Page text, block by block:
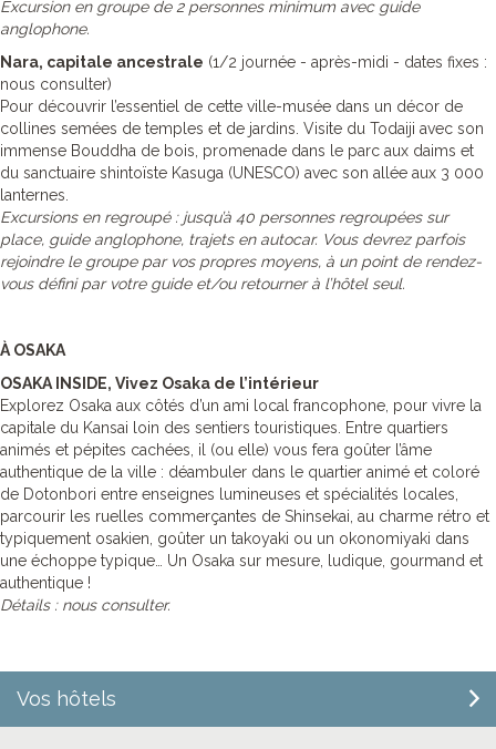
Excursion en groupe de 2 personnes minimum avec guide
anglophone.
Nara, capitale ancestrale (1/2 journée - après-midi - dates fixes :
nous consulter)
Pour découvrir l’essentiel de cette ville-musée dans un décor de
collines semées de temples et de jardins. Visite du Todaiji avec son
immense Bouddha de bois, promenade dans le parc aux daims et
du sanctuaire shintoïste Kasuga (UNESCO) avec son allée aux 3 000
lanternes.
Excursions en regroupé : jusqu’à 40 personnes regroupées sur
place, guide anglophone, trajets en autocar. Vous devrez parfois
rejoindre le groupe par vos propres moyens, à un point de rendez-
vous défini par votre guide et/ou retourner à l’hôtel seul.
À OSAKA
OSAKA INSIDE, Vivez Osaka de l’intérieur
Explorez Osaka aux côtés d’un ami local francophone, pour vivre la
capitale du Kansai loin des sentiers touristiques. Entre quartiers
animés et pépites cachées, il (ou elle) vous fera goûter l’âme
authentique de la ville : déambuler dans le quartier animé et coloré
de Dotonbori entre enseignes lumineuses et spécialités locales,
parcourir les ruelles commerçantes de Shinsekai, au charme rétro et
typiquement osakien, goûter un takoyaki ou un okonomiyaki dans
une échoppe typique… Un Osaka sur mesure, ludique, gourmand et
authentique !
Détails : nous consulter.
Vos hôtels